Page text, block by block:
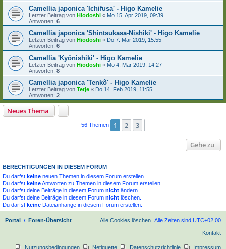
Camellia japonica 'Ichifusa' - Higo Kamelie
Letzter Beitrag von Hiodoshi « Mo 15. Apr 2019, 09:39
Antworten: 6
Camellia japonica 'Shintsukasa-Nishiki' - Higo Kamelie
Letzter Beitrag von Hiodoshi « Do 7. Mär 2019, 15:55
Antworten: 6
Camellia 'Kyônishiki' - Higo Kamelie
Letzter Beitrag von Hiodoshi « Mo 4. Mär 2019, 14:27
Antworten: 8
Camellia japonica 'Tenkô' - Higo Kamelie
Letzter Beitrag von Tetje « Do 14. Feb 2019, 11:55
Antworten: 2
Neues Thema
56 Themen 1 2 3
Gehe zu
BERECHTIGUNGEN IN DIESEM FORUM
Du darfst keine neuen Themen in diesem Forum erstellen.
Du darfst keineAntworten zu Themen in diesem Forum erstellen.
Du darfst deine Beiträge in diesem Forum nicht ändern.
Du darfst deine Beiträge in diesem Forum nicht löschen.
Du darfst keine Dateianhänge in diesem Forum erstellen.
Portal Foren-Übersicht Alle Zeiten sind UTC+02:00
Alle Cookies löschen
Kontakt
Impressum
Datenschutzrichtlinie
Netiquette
Nutzungsbedingungen